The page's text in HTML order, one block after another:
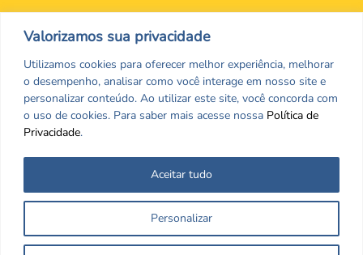
Valorizamos sua privacidade
Utilizamos cookies para oferecer melhor experiência, melhorar
o desempenho, analisar como você interage em nosso site e
personalizar conteúdo. Ao utilizar este site, você concorda com
o uso de cookies. Para saber mais acesse nossa Política de
Privacidade.
Personalizar
Aceitar tudo
Todos os direitos reservados. CRF/MS. Copyrigth ©2026
Desenvolvido por